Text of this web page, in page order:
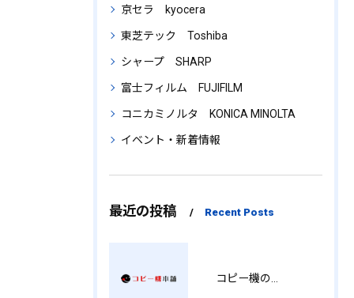
京セラ kyocera
東芝テック Toshiba
シャープ SHARP
富士フィルム FUJIFILM
コニカミノルタ KONICA MINOLTA
イベント・新着情報
最近の投稿 Recent Posts